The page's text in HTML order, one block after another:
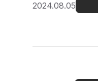
2024.08.05